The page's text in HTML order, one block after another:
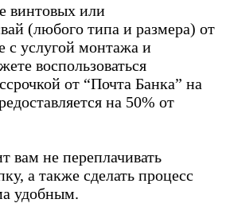
винтовых или
(любого типа и размера) от
с услугой монтажа и
воспользоваться
от “Почта Банка” на
на 50% от
вам не переплачивать
а также сделать процесс
удобным.